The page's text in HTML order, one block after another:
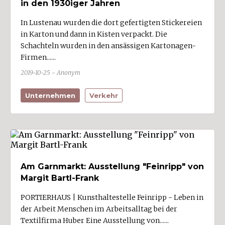
Sankt Gerold
Satteins (2)
Schlins (3)
Schnepfau
Schnifis (1)
Schruns (4)
Schwarzenberg
Silbertal
Sonntag
in den 1930iger Jahren
In Lustenau wurden die dort gefertigten Stickereien
in Karton und dann in Kisten verpackt. Die
Schachteln wurden in den ansässigen Kartonagen-
Firmen......
2019-10-25 - Anonym
Unternehmen Verkehr
Am Garnmarkt: Ausstellung "Feinripp" von
Margit Bartl-Frank
PORTIERHAUS | Kunsthaltestelle Feinripp - Leben in
der Arbeit Menschen im Arbeitsalltag bei der
Textilfirma Huber Eine Ausstellung von......